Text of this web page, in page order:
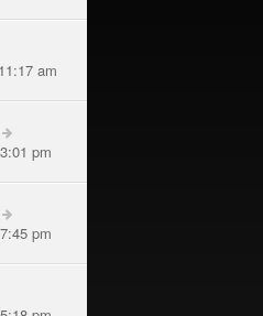
am
pm
pm